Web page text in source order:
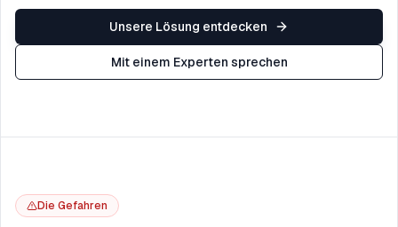
Unsere Lösung entdecken
Mit einem Experten sprechen
Die Gefahren